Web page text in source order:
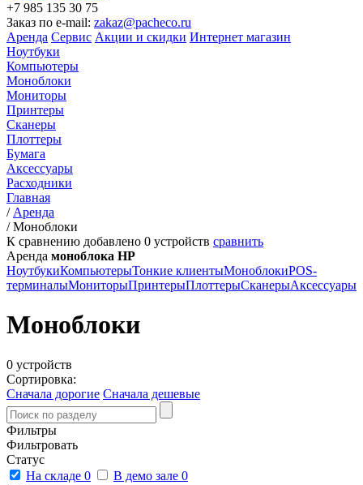
+7 985 135 30 75
Заказ по e-mail: zakaz@pacheco.ru
Аренда Сервис Акции и скидки Интернет магазин
Ноутбуки
Компьютеры
Моноблоки
Мониторы
Принтеры
Сканеры
Плоттеры
Бумага
Аксессуары
Расходники
Главная
/ Аренда
/Моноблоки
К сравнению добавлено 0 устройств сравнить
Аренда моноблока HP
НоутбукиКомпьютерыТонкие клиентыМоноблокиPOS-
терминалыМониторыПринтерыПлоттерыСканерыАксессуары
Моноблоки
0 устройств
Сортировка:
Сначала дорогие Сначала дешевые
Фильтры
Фильтровать
Статус
На складе 0 В демо зале 0